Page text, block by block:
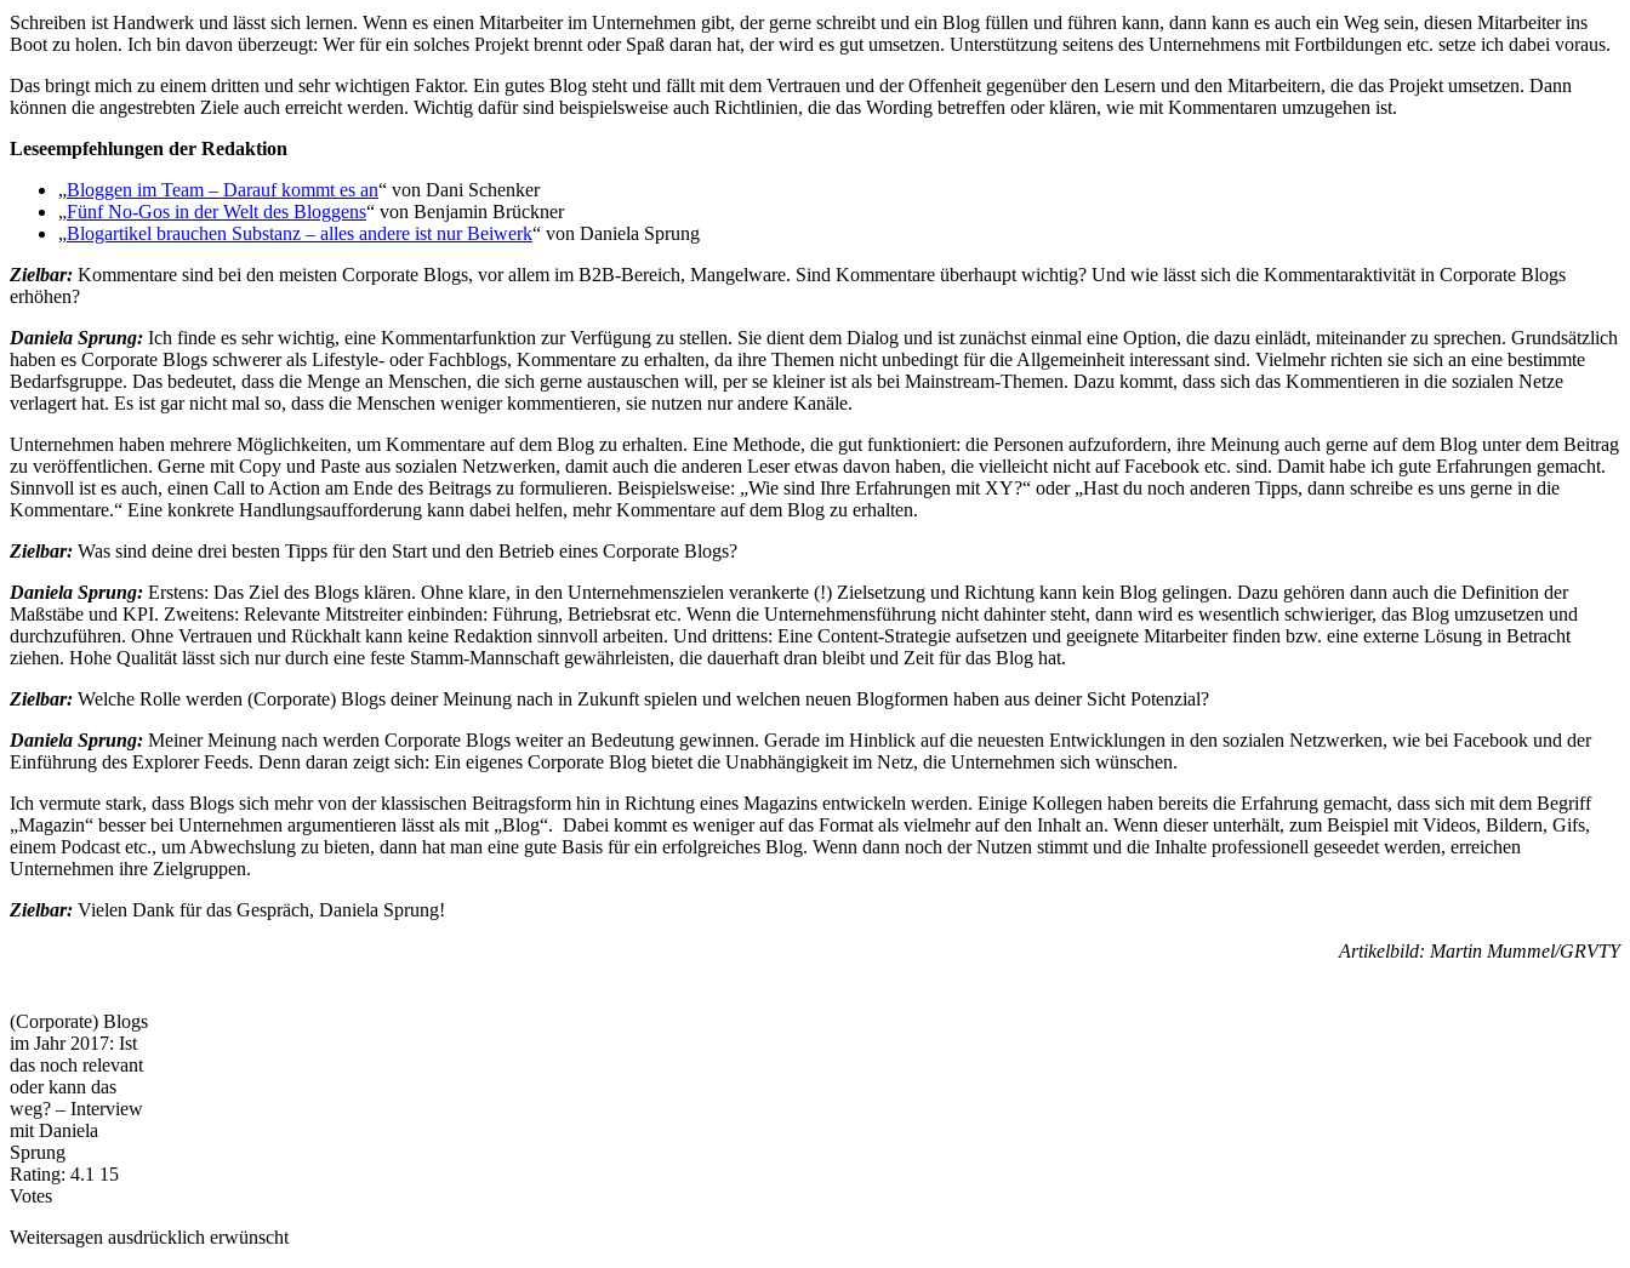
Schreiben ist Handwerk und lässt sich lernen. Wenn es einen Mitarbeiter im Unternehmen gibt, der gerne schreibt und ein Blog füllen und führen kann, dann kann es auch ein Weg sein, diesen Mitarbeiter ins
Boot zu holen. Ich bin davon überzeugt: Wer für ein solches Projekt brennt oder Spaß daran hat, der wird es gut umsetzen. Unterstützung seitens des Unternehmens mit Fortbildungen etc. setze ich dabei voraus.
Das bringt mich zu einem dritten und sehr wichtigen Faktor. Ein gutes Blog steht und fällt mit dem Vertrauen und der Offenheit gegenüber den Lesern und den Mitarbeitern, die das Projekt umsetzen. Dann
können die angestrebten Ziele auch erreicht werden. Wichtig dafür sind beispielsweise auch Richtlinien, die das Wording betreffen oder klären, wie mit Kommentaren umzugehen ist.
Leseempfehlungen der Redaktion
„Bloggen im Team – Darauf kommt es an“ von Dani Schenker
„Fünf No-Gos in der Welt des Bloggens“ von Benjamin Brückner
„Blogartikel brauchen Substanz – alles andere ist nur Beiwerk“ von Daniela Sprung
Zielbar: Kommentare sind bei den meisten Corporate Blogs, vor allem im B2B-Bereich, Mangelware. Sind Kommentare überhaupt wichtig? Und wie lässt sich die Kommentaraktivität in Corporate Blogs
erhöhen?
Daniela Sprung: Ich finde es sehr wichtig, eine Kommentarfunktion zur Verfügung zu stellen. Sie dient dem Dialog und ist zunächst einmal eine Option, die dazu einlädt, miteinander zu sprechen. Grundsätzlich
haben es Corporate Blogs schwerer als Lifestyle- oder Fachblogs, Kommentare zu erhalten, da ihre Themen nicht unbedingt für die Allgemeinheit interessant sind. Vielmehr richten sie sich an eine bestimmte
Bedarfsgruppe. Das bedeutet, dass die Menge an Menschen, die sich gerne austauschen will, per se kleiner ist als bei Mainstream-Themen. Dazu kommt, dass sich das Kommentieren in die sozialen Netze
verlagert hat. Es ist gar nicht mal so, dass die Menschen weniger kommentieren, sie nutzen nur andere Kanäle.
Unternehmen haben mehrere Möglichkeiten, um Kommentare auf dem Blog zu erhalten. Eine Methode, die gut funktioniert: die Personen aufzufordern, ihre Meinung auch gerne auf dem Blog unter dem Beitrag
zu veröffentlichen. Gerne mit Copy und Paste aus sozialen Netzwerken, damit auch die anderen Leser etwas davon haben, die vielleicht nicht auf Facebook etc. sind. Damit habe ich gute Erfahrungen gemacht.
Sinnvoll ist es auch, einen Call to Action am Ende des Beitrags zu formulieren. Beispielsweise: „Wie sind Ihre Erfahrungen mit XY?“ oder „Hast du noch anderen Tipps, dann schreibe es uns gerne in die
Kommentare.“ Eine konkrete Handlungsaufforderung kann dabei helfen, mehr Kommentare auf dem Blog zu erhalten.
Zielbar: Was sind deine drei besten Tipps für den Start und den Betrieb eines Corporate Blogs?
Daniela Sprung: Erstens: Das Ziel des Blogs klären. Ohne klare, in den Unternehmenszielen verankerte (!) Zielsetzung und Richtung kann kein Blog gelingen. Dazu gehören dann auch die Definition der
Maßstäbe und KPI. Zweitens: Relevante Mitstreiter einbinden: Führung, Betriebsrat etc. Wenn die Unternehmensführung nicht dahinter steht, dann wird es wesentlich schwieriger, das Blog umzusetzen und
durchzuführen. Ohne Vertrauen und Rückhalt kann keine Redaktion sinnvoll arbeiten. Und drittens: Eine Content-Strategie aufsetzen und geeignete Mitarbeiter finden bzw. eine externe Lösung in Betracht
ziehen. Hohe Qualität lässt sich nur durch eine feste Stamm-Mannschaft gewährleisten, die dauerhaft dran bleibt und Zeit für das Blog hat.
Zielbar: Welche Rolle werden (Corporate) Blogs deiner Meinung nach in Zukunft spielen und welchen neuen Blogformen haben aus deiner Sicht Potenzial?
Daniela Sprung: Meiner Meinung nach werden Corporate Blogs weiter an Bedeutung gewinnen. Gerade im Hinblick auf die neuesten Entwicklungen in den sozialen Netzwerken, wie bei Facebook und der
Einführung des Explorer Feeds. Denn daran zeigt sich: Ein eigenes Corporate Blog bietet die Unabhängigkeit im Netz, die Unternehmen sich wünschen.
Ich vermute stark, dass Blogs sich mehr von der klassischen Beitragsform hin in Richtung eines Magazins entwickeln werden. Einige Kollegen haben bereits die Erfahrung gemacht, dass sich mit dem Begriff
„Magazin“ besser bei Unternehmen argumentieren lässt als mit „Blog“. Dabei kommt es weniger auf das Format als vielmehr auf den Inhalt an. Wenn dieser unterhält, zum Beispiel mit Videos, Bildern, Gifs,
einem Podcast etc., um Abwechslung zu bieten, dann hat man eine gute Basis für ein erfolgreiches Blog. Wenn dann noch der Nutzen stimmt und die Inhalte professionell geseedet werden, erreichen
Unternehmen ihre Zielgruppen.
Zielbar: Vielen Dank für das Gespräch, Daniela Sprung!
Artikelbild: Martin Mummel/GRVTY
(Corporate) Blogs
im Jahr 2017: Ist
das noch relevant
oder kann das
weg? – Interview
mit Daniela
Sprung
Rating: 4.1 15
Votes
Weitersagen ausdrücklich erwünscht